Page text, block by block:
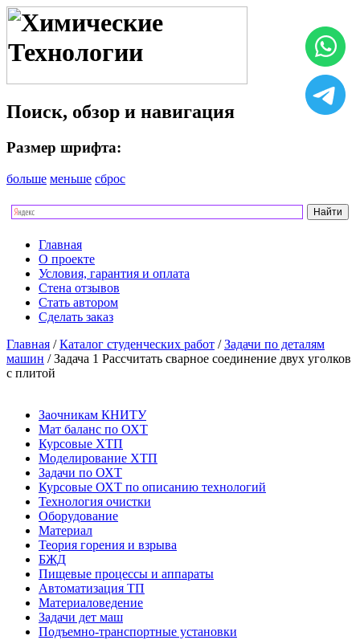
Поиск, обзор и навигация
Размер шрифта:
больше меньше сброс
Главная
О проекте
Условия, гарантия и оплата
Стена отзывов
Стать автором
Сделать заказ
Главная /Каталог студенческих работ /Задачи по деталям
машин / Задача 1 Рассчитать сварное соединение двух уголков
с плитой
Заочникам КНИТУ
Мат баланс по ОХТ
Курсовые ХТП
Моделирование ХТП
Задачи по ОХТ
Курсовые ОХТ по описанию технологий
Технология очистки
Оборудование
Материал
Теория горения и взрыва
БЖД
Пищевые процессы и аппараты
Автоматизация ТП
Материаловедение
Задачи дет маш
Подъемно-транспортные установки